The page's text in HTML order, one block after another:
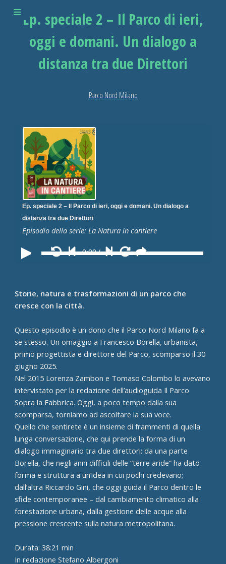
Ep. speciale 2 – Il Parco di ieri,
oggi e domani. Un dialogo a
distanza tra due Direttori
Parco Nord Milano
Ep. speciale 2 – Il Parco di ieri, oggi e domani. Un dialogo a
distanza tra due Direttori
Episodio della serie: La Natura in cantiere
0:00 /
Storie, natura e trasformazioni di un parco che
cresce con la città.
Questo episodio è un dono che il Parco Nord Milano fa a
se stesso. Un omaggio a Francesco Borella, urbanista,
primo progettista e direttore del Parco, scomparso il 30
giugno 2025.
Nel 2015 Lorenza Zambon e Tomaso Colombo lo avevano
intervistato per la redazione dell’audioguida Il Parco
Sopra la Fabbrica. Oggi, a poco tempo dalla sua
scomparsa, torniamo ad ascoltare la sua voce.
Quello che sentirete è un insieme di frammenti di quella
lunga conversazione, che qui prende la forma di un
dialogo immaginario tra due direttori: da una parte
Borella, che negli anni difficili delle “terre aride” ha dato
forma e struttura a un’idea in cui pochi credevano;
dall’altra Riccardo Gini, che oggi guida il Parco dentro le
sfide contemporanee – dal cambiamento climatico alla
forestazione urbana, dalla gestione delle acque alla
pressione crescente sulla natura metropolitana.
Durata: 38:21 min
In redazione Stefano Albergoni